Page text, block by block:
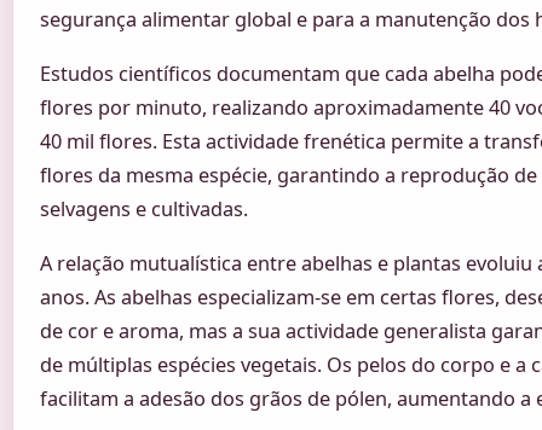
segurança alimentar global e para a manutenção dos
Estudos científicos documentam que cada abelha
flores por minuto, realizando aproximadamente 40
40 mil flores. Esta actividade frenética permite a
flores da mesma espécie, garantindo a reprodução
selvagens e cultivadas.
A relação mutualística entre abelhas e plantas
anos. As abelhas especializam-se em certas flores,
de cor e aroma, mas a sua actividade generalista
de múltiplas espécies vegetais. Os pelos do corpo e a
facilitam a adesão dos grãos de pólen, aumentando a